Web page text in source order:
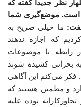
نظر جدیداً گفته که
است. موضع‌گیری شما
ما خیلی صریح به
که اجازه ندهند
رابطه با موضوعات
بحرانی کشیده شوند
می‌کنم این آگاهی
و مطمئن هستند که
بوده علیه